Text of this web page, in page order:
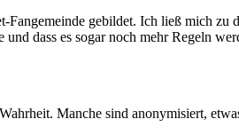
gebildet. Ich ließ mich
dass es sogar noch mehr Regeln
Manche sind anonymisiert,